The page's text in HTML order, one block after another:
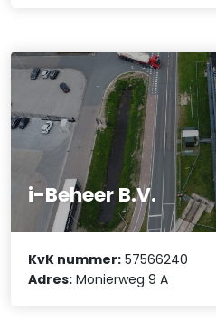
i-Beheer B.V.
KvK nummer: 57566240
Adres: Monierweg 9 A